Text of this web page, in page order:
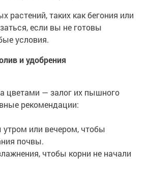
растений, таких как бегония или
если вы не готовы
условия.
и удобрения
цветами — залог их пышного
рекомендации:
или вечером, чтобы
почвы.
чтобы корни не начали